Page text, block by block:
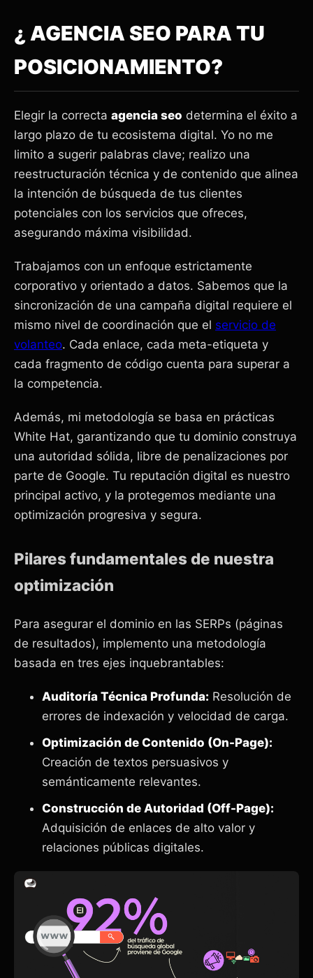
¿ AGENCIA SEO PARA TU
POSICIONAMIENTO?
Elegir la correcta agencia seo determina el éxito a
largo plazo de tu ecosistema digital. Yo no me
limito a sugerir palabras clave; realizo una
reestructuración técnica y de contenido que alinea
la intención de búsqueda de tus clientes
potenciales con los servicios que ofreces,
asegurando máxima visibilidad.
Trabajamos con un enfoque estrictamente
corporativo y orientado a datos. Sabemos que la
sincronización de una campaña digital requiere el
mismo nivel de coordinación que el servicio de
volanteo. Cada enlace, cada meta-etiqueta y
cada fragmento de código cuenta para superar a
la competencia.
Además, mi metodología se basa en prácticas
White Hat, garantizando que tu dominio construya
una autoridad sólida, libre de penalizaciones por
parte de Google. Tu reputación digital es nuestro
principal activo, y la protegemos mediante una
optimización progresiva y segura.
Pilares fundamentales de nuestra
optimización
Para asegurar el dominio en las SERPs (páginas
de resultados), implemento una metodología
basada en tres ejes inquebrantables:
Auditoría Técnica Profunda: Resolución de
errores de indexación y velocidad de carga.
Optimización de Contenido (On-Page):
Creación de textos persuasivos y
semánticamente relevantes.
Construcción de Autoridad (Off-Page):
Adquisición de enlaces de alto valor y
relaciones públicas digitales.